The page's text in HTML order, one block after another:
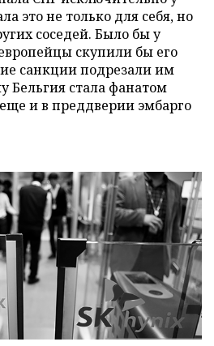
это не только для себя, но
соседей. Было бы у
скупили бы его
санкции подрезали им
Бельгия стала фанатом
и в преддверии эмбарго